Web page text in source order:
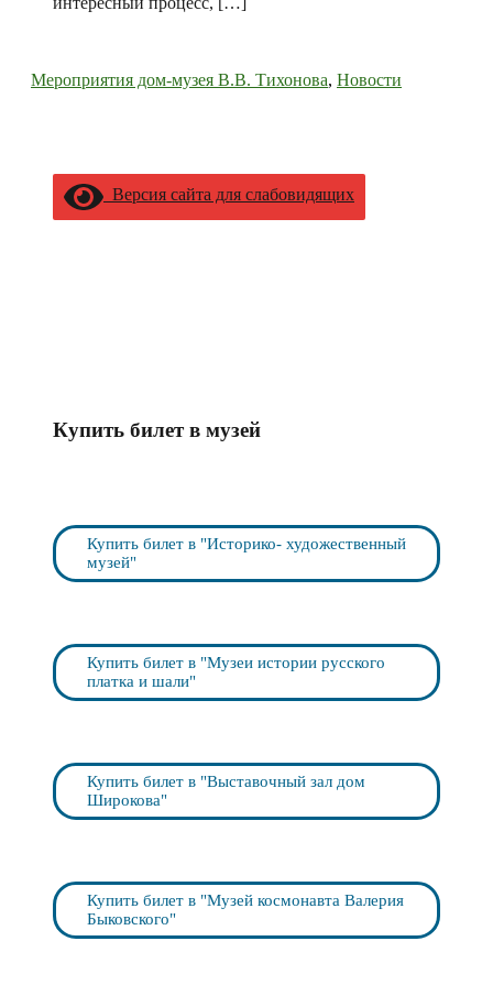
Мероприятия дом-музея В.В. Тихонова, Новости
Версия сайта для слабовидящих
Купить билет в музей
Купить билет в "Историко- художественный
музей"
Купить билет в "Музеи истории русского
платка и шали"
Купить билет в "Выставочный зал дом
Широкова"
Купить билет в "Музей космонавта Валерия
Быковского"